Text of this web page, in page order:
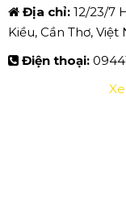
Địa chỉ: 12/23/7
Kiều, Cần Thơ, Việt
Điện thoại: